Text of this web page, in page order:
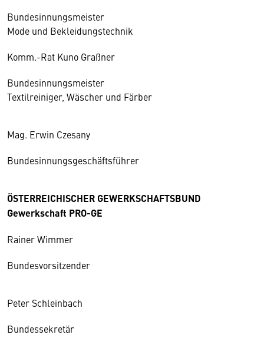
Bundesinnungsmeister
Mode und Bekleidungstechnik
Komm.-Rat Kuno Graßner
Bundesinnungsmeister
Textilreiniger, Wäscher und Färber
Mag. Erwin Czesany
Bundesinnungsgeschäftsführer
ÖSTERREICHISCHER GEWERKSCHAFTSBUND
Gewerkschaft PRO-GE
Rainer Wimmer
Bundesvorsitzender
Peter Schleinbach
Bundessekretär